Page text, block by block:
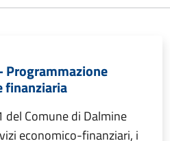
Programmazione
finanziaria
del Comune di Dalmine
economico-finanziari, i